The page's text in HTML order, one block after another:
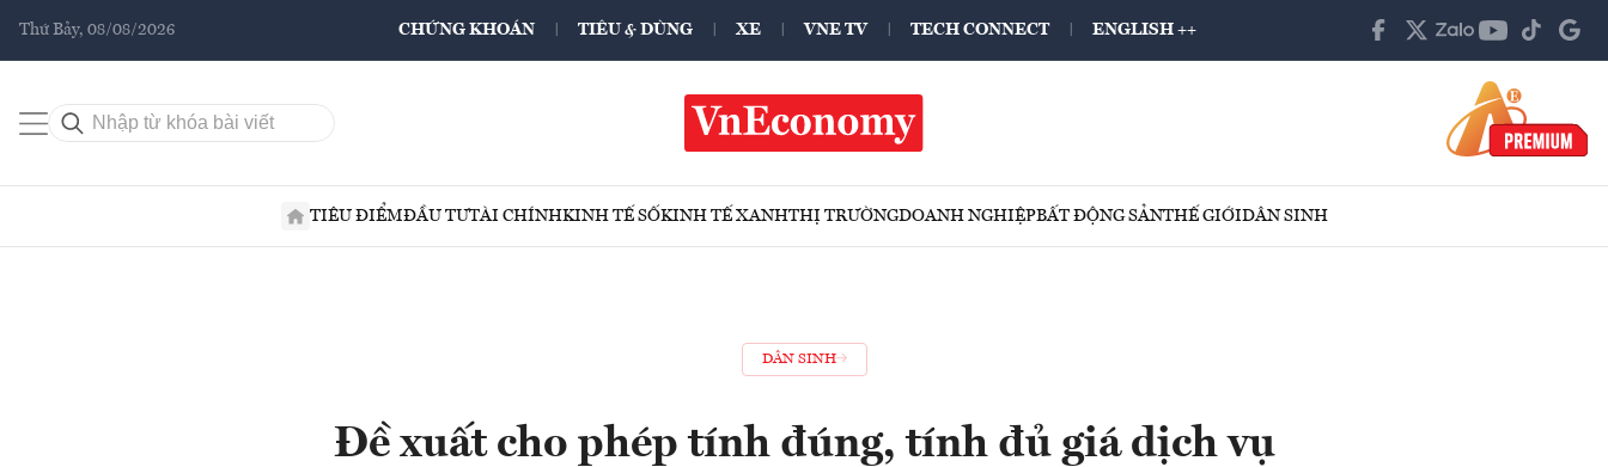
Thứ Bảy, 08/08/2026 CHỨNG KHOÁN TIÊU & DÙNG XE VNE TV TECH CONNECT ENGLISH ++
TIÊU ĐIỂMĐẦU TƯTÀI CHÍNHKINH TẾ SỐKINH TẾ XANHTHỊ TRƯỜNGDOANH NGHIỆPBẤT ĐỘNG SẢNTHẾ GIỚIDÂN SINH
DÂN SINH
Đề xuất cho phép tính đúng, tính đủ giá dịch vụ